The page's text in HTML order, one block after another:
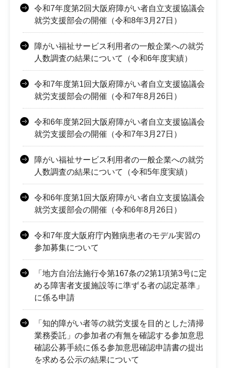
令和7年度第2回大阪府障がい者自立支援協議会
就労支援部会の開催（令和8年3月27日）
障がい福祉サービス利用者の一般企業への就労
人数調査の結果について（令和6年度実績）
令和7年度第1回大阪府障がい者自立支援協議会
就労支援部会の開催（令和7年8月26日）
令和6年度第2回大阪府障がい者自立支援協議会
就労支援部会の開催（令和7年3月27日）
障がい福祉サービス利用者の一般企業への就労
人数調査の結果について（令和5年度実績）
令和6年度第1回大阪府障がい者自立支援協議会
就労支援部会の開催（令和6年8月26日）
令和7年度大阪府庁内難病患者のモデル実習の
参加募集について
「地方自治法施行令第167条の2第1項第3号に定
める障害者支援施設等に準ずる者の認定基準」
に係る申請
「知的障がい者等の就労支援を目的とした清掃
業務委託」の参加者の有無を確認する参加意思
確認公募手続に係る参加意思確認申請書の提出
を求める公示の結果について